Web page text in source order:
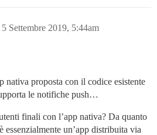
5 Settembre 2019, 5:44am
nativa proposta con il codice esistente
le notifiche push…
finali con l’app nativa? Da quanto
essenzialmente un’app distribuita via